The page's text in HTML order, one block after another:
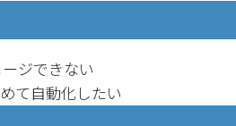
ジできない
て自動化したい